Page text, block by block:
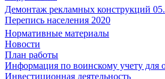
Демонтаж рекламных конструкций
Перепись населения 2020
Нормативные материалы
Новости
План работы
Информация по воинскому учету для
Инвестиционная деятельность